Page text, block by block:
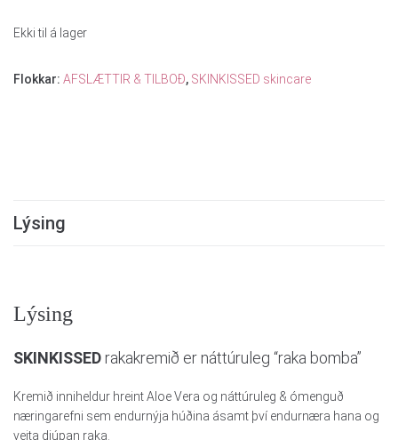
Ekki til á lager
Flokkar: AFSLÆTTIR & TILBOÐ, SKINKISSED skincare
Lýsing
Lýsing
SKINKISSED rakakremið er náttúruleg “raka bomba”
Kremið inniheldur hreint Aloe Vera og náttúruleg & ómenguð
næringarefni sem endurnýja húðina ásamt því endurnæra hana og
veita djúpan raka.